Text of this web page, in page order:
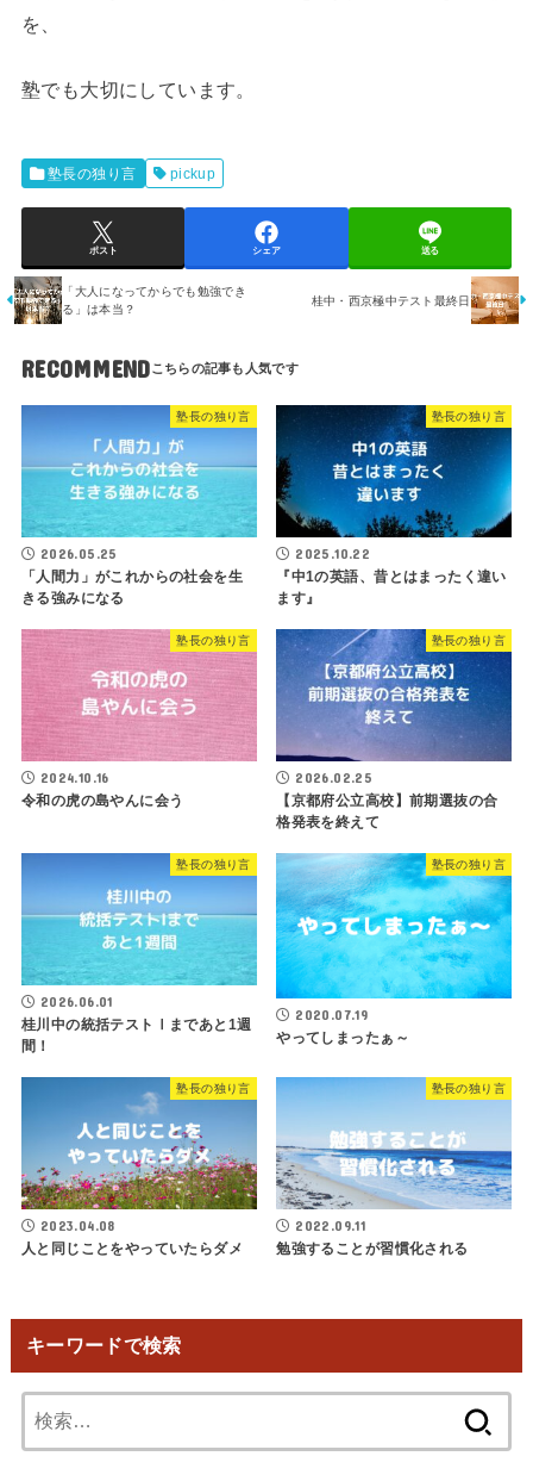
を、
塾でも大切にしています。
塾長の独り言 pickup
ポスト シェア 送る
「大人になってからでも勉強でき
る」は本当？
桂中・西京極中テスト最終日
RECOMMEND
塾長の独り言
2026.05.25
「人間力」がこれからの社会を生
きる強みになる
塾長の独り言
2025.10.22
『中1の英語、昔とはまったく違い
ます』
塾長の独り言
2024.10.16
令和の虎の島やんに会う
塾長の独り言
2026.02.25
【京都府公立高校】前期選抜の合
格発表を終えて
塾長の独り言
2026.06.01
桂川中の統括テストⅠまであと1週
間！
塾長の独り言
2020.07.19
やってしまったぁ～
塾長の独り言
2023.04.08
人と同じことをやっていたらダメ
塾長の独り言
2022.09.11
勉強することが習慣化される
キーワードで検索
索: